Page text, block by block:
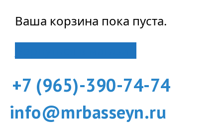
Ваша корзина пока пуста.
+7 (965)-390-74-74
info@mrbasseyn.ru